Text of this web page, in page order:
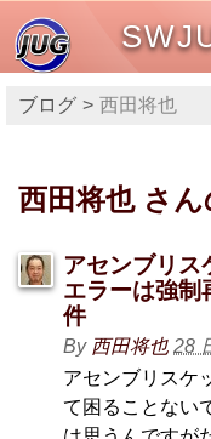
ブログ 西田将也
西田将也 さ
アセンブリス
エラーは強制
件
By 西田将也 28
アセンブリスケ
て困ることない